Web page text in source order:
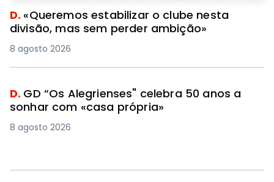
D. «Queremos estabilizar o clube nesta
divisão, mas sem perder ambição»
8 agosto 2026
D. GD “Os Alegrienses" celebra 50 anos a
sonhar com «casa própria»
8 agosto 2026